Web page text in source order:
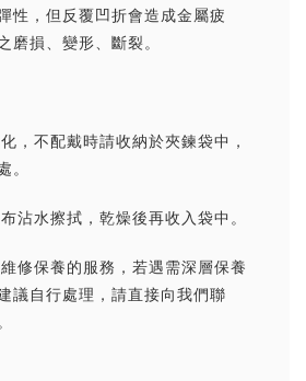
性，但反覆凹折會造成金屬疲
磨損、變形、斷裂。
，不配戴時請收納於夾鍊袋中，
。
沾水擦拭，乾燥後再收入袋中。
修保養的服務，若遇需深層保養
議自行處理，請直接向我們聯